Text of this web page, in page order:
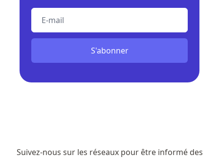
E-mail
S'abonner
Suivez-nous sur les réseaux pour être informé des